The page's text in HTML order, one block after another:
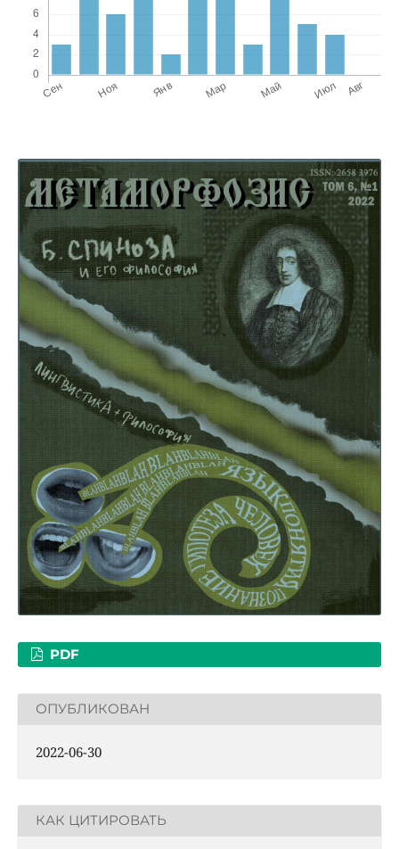
PDF
ОПУБЛИКОВАН
2022-06-30
КАК ЦИТИРОВАТЬ